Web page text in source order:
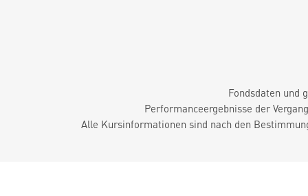
Fondsdaten und
Performanceergebnisse der
Alle Kursinformationen sind nach den